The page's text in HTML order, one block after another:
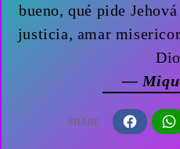
bueno, qué pide
justicia, amar
—